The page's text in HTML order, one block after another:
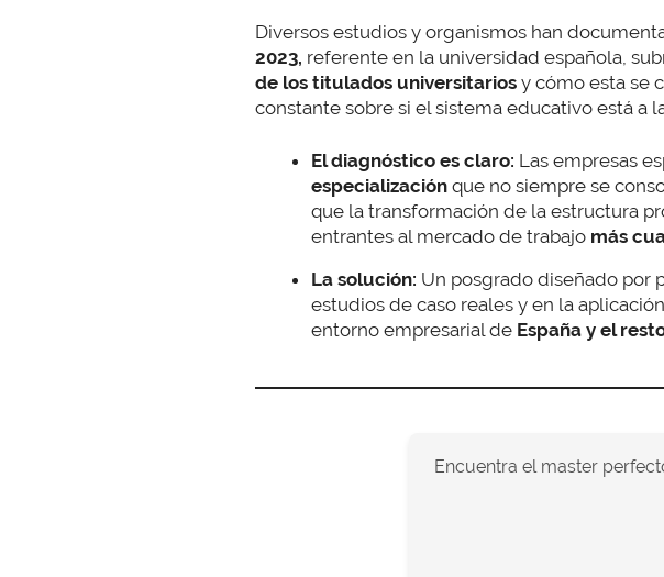
Diversos estudios y organismos han
2023, referente en la universidad española,
de los titulados universitarios y cómo esta se
constante sobre si el sistema educativo está a
El diagnóstico es claro: Las empresas
especialización que no siempre se
que la transformación de la estructura
entrantes al mercado de trabajo más
La solución: Un posgrado diseñado por
estudios de caso reales y en la
entorno empresarial de España y el
Encuentra el master